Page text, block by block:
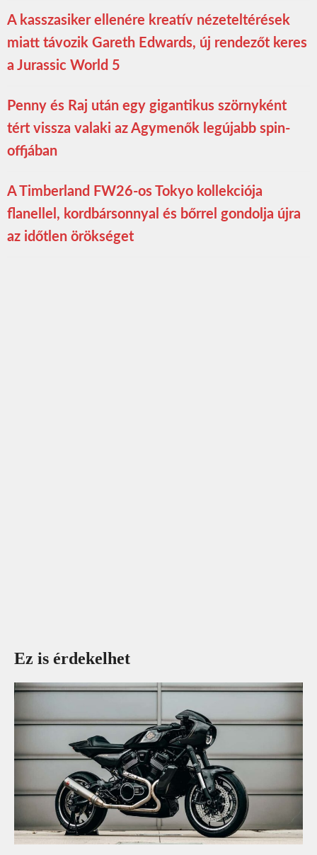
A kasszasiker ellenére kreatív nézeteltérések
miatt távozik Gareth Edwards, új rendezőt keres
a Jurassic World 5
Penny és Raj után egy gigantikus szörnyként
tért vissza valaki az Agymenők legújabb spin-
offjában
A Timberland FW26-os Tokyo kollekciója
flanellel, kordbársonnyal és bőrrel gondolja újra
az időtlen örökséget
Ez is érdekelhet